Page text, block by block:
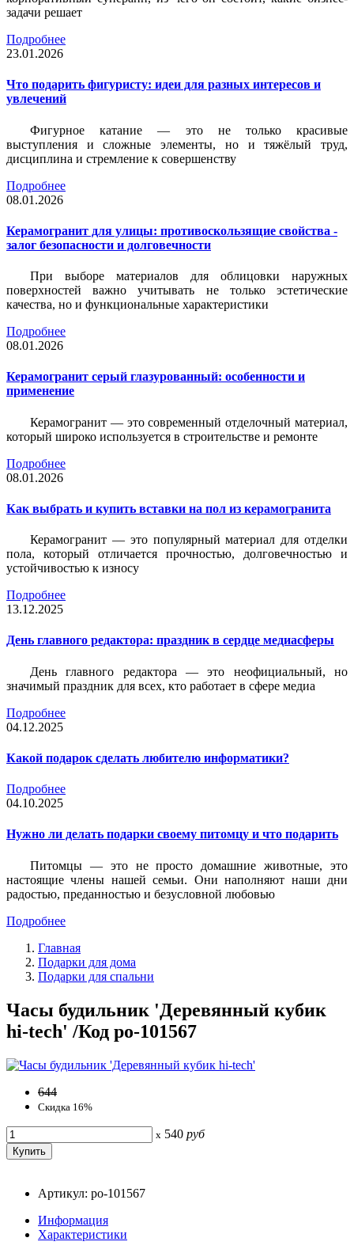
задачи решает
Подробнее
23.01.2026
Что подарить фигуристу: идеи для разных интересов и
увлечений
Фигурное катание — это не только красивые
выступления и сложные элементы, но и тяжёлый труд,
дисциплина и стремление к совершенству
Подробнее
08.01.2026
Керамогранит для улицы: противоскользящие свойства -
залог безопасности и долговечности
При выборе материалов для облицовки наружных
поверхностей важно учитывать не только эстетические
качества, но и функциональные характеристики
Подробнее
08.01.2026
Керамогранит серый глазурованный: особенности и
применение
Керамогранит — это современный отделочный материал,
который широко используется в строительстве и ремонте
Подробнее
08.01.2026
Как выбрать и купить вставки на пол из керамогранита
Керамогранит — это популярный материал для отделки
пола, который отличается прочностью, долговечностью и
устойчивостью к износу
Подробнее
13.12.2025
День главного редактора: праздник в сердце медиасферы
День главного редактора — это неофициальный, но
значимый праздник для всех, кто работает в сфере медиа
Подробнее
04.12.2025
Какой подарок сделать любителю информатики?
Подробнее
04.10.2025
Нужно ли делать подарки своему питомцу и что подарить
Питомцы — это не просто домашние животные, это
настоящие члены нашей семьи. Они наполняют наши дни
радостью, преданностью и безусловной любовью
Подробнее
Главная
Подарки для дома
Подарки для спальни
Часы будильник 'Деревянный кубик
hi-tech' /Код po-101567
644
Скидка 16%
x 540 руб
Артикул: po-101567
Информация
Характеристики